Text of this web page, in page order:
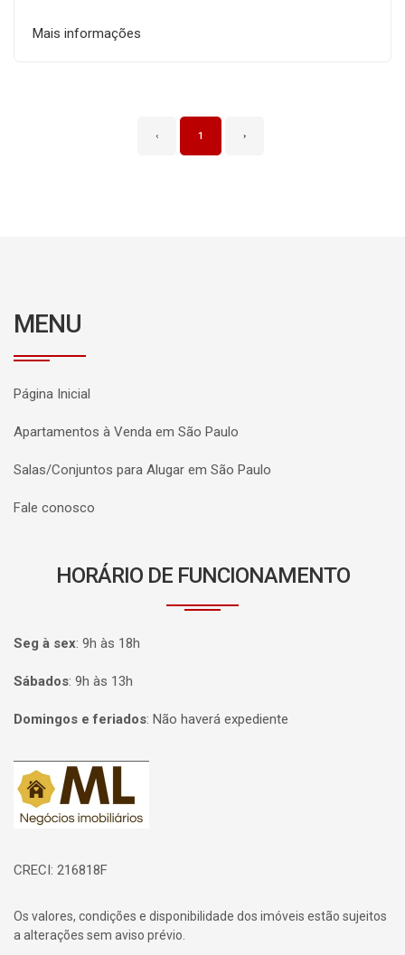
Mais informações
‹ 1 ›
MENU
Página Inicial
Apartamentos à Venda em São Paulo
Salas/Conjuntos para Alugar em São Paulo
Fale conosco
HORÁRIO DE FUNCIONAMENTO
Seg à sex: 9h às 18h
Sábados: 9h às 13h
Domingos e feriados: Não haverá expediente
Página inicial
CRECI: 216818F
Os valores, condições e disponibilidade dos imóveis estão sujeitos
a alterações sem aviso prévio.